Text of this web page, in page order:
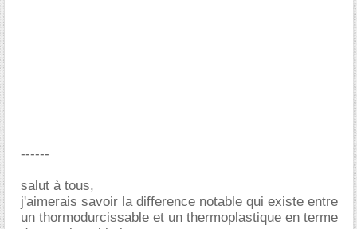
------
salut à tous,
j'aimerais savoir la difference notable qui existe entre
un thormodurcissable et un thermoplastique en terme